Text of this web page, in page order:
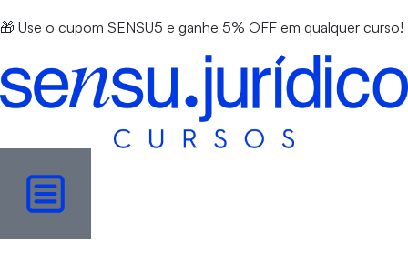
🎁 Use o cupom SENSU5 e ganhe 5% OFF em qualquer curso!